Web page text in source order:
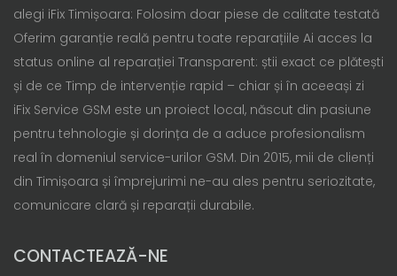
alegi iFix Timișoara: Folosim doar piese de calitate testată
Oferim garanție reală pentru toate reparațiile Ai acces la
status online al reparației Transparent: știi exact ce plătești
și de ce Timp de intervenție rapid – chiar și în aceeași zi
iFix Service GSM este un proiect local, născut din pasiune
pentru tehnologie și dorința de a aduce profesionalism
real în domeniul service-urilor GSM. Din 2015, mii de clienți
din Timișoara și împrejurimi ne-au ales pentru seriozitate,
comunicare clară și reparații durabile.
CONTACTEAZĂ-NE